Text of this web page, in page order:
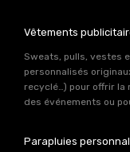
Vêtements
Sweats, pulls, vestes
personnalisés
recyclé…) pour offrir la
des événements ou
Parapluies